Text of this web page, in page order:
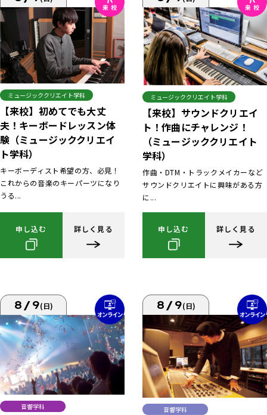
ミュージッククリエイト学科
【来校】初めてでも大丈
夫！キーボードレッスン体
験（ミュージッククリエイ
ト学科）
キーボーディスト希望の方、必見！
これからの音楽のキーパーツになり
うる...
申し込む 詳しく見る
ミュージッククリエイト学科
【来校】サウンドクリエイ
ト！作曲にチャレンジ！
（ミュージッククリエイト
学科）
作曲・DTM・トラックメイカーなど
サウンドクリエイトに興味がある方
に...
申し込む 詳しく見る
8/9(日)
音響学科
8/9(日)
音響学科